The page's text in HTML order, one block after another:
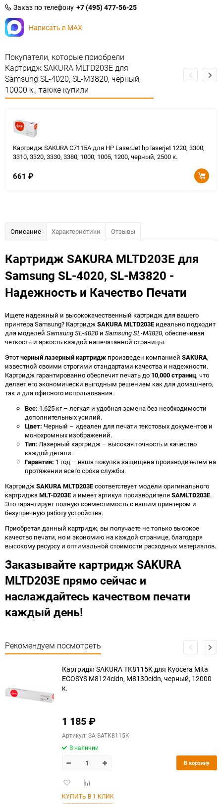
Заказ по телефону +7 (495) 477-56-25
Написать в MAX
Покупатели, которые приобрели
Картридж SAKURA MLTD203E для
Samsung SL-4020, SL-M3820, черный,
10000 к., также купили
Картридж SAKURA C7115A для HP LaserJet hp laserjet 1220, 3300,
3310, 3320, 3330, 3380, 1000, 1005, 1200, черный, 2500 к.
661 ₽
Описание Характеристики Отзывы
Картридж SAKURA MLTD203E для
Samsung SL-4020, SL-M3820 -
Надежность и Качество Печати
Ищете надежный и высококачественный картридж для вашего
принтера Samsung? КартриджSAKURA MLTD203E идеально подходит
для моделей Samsung SL-4020 и Samsung SL-M3820, обеспечивая
четкость и яркость каждой напечатанной страницы.
Этотчерный лазерный картридж произведен компанией SAKURA,
известной своими строгими стандартами качества и надежности.
Картридж гарантированно обеспечит печать до 10,000 страниц, что
делает его экономически выгодным решением как для домашнего,
так и для офисного использования.
Вес: 1.625 кг – легкая и удобная замена без необходимости
дополнительных усилий.
Цвет: Черный – идеален для печати текстовых документов и
монохромных изображений.
Тип: Лазерный картридж – высокая точность и качество
каждой детали.
Гарантия: 1 год – ваша покупка защищена производителем на
протяжении всего срока службы.
КартриджSAKURA MLTD203Eсоответствует модели оригинального
картриджаMLT-D203E и имеет артикул производителяSAMLTD203E.
Это гарантирует полную совместимость с вашим принтером и
безупречную работу устройства.
Приобретая данный картридж, вы получаете не только высокое
качество печати, но и экономию на каждой странице, благодаря
высокому ресурсу и оптимальной стоимости расходных материалов.
Заказывайте картридж SAKURA
MLTD203E прямо сейчас и
наслаждайтесь качеством печати
каждый день!
Рекомендуем посмотреть
Картридж SAKURA TK8115K для Kyocera Mita
ECOSYS M8124cidn, M8130cidn, черный, 12000
к.
1 185₽
Артикул: SA-SATK8115K
В наличии
Добавить
избранное
Добавить
сравнению
В корзину
КУПИТЬ В 1 КЛИК